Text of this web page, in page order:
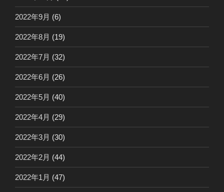
2022年9月 (6)
2022年8月 (19)
2022年7月 (32)
2022年6月 (26)
2022年5月 (40)
2022年4月 (29)
2022年3月 (30)
2022年2月 (44)
2022年1月 (47)